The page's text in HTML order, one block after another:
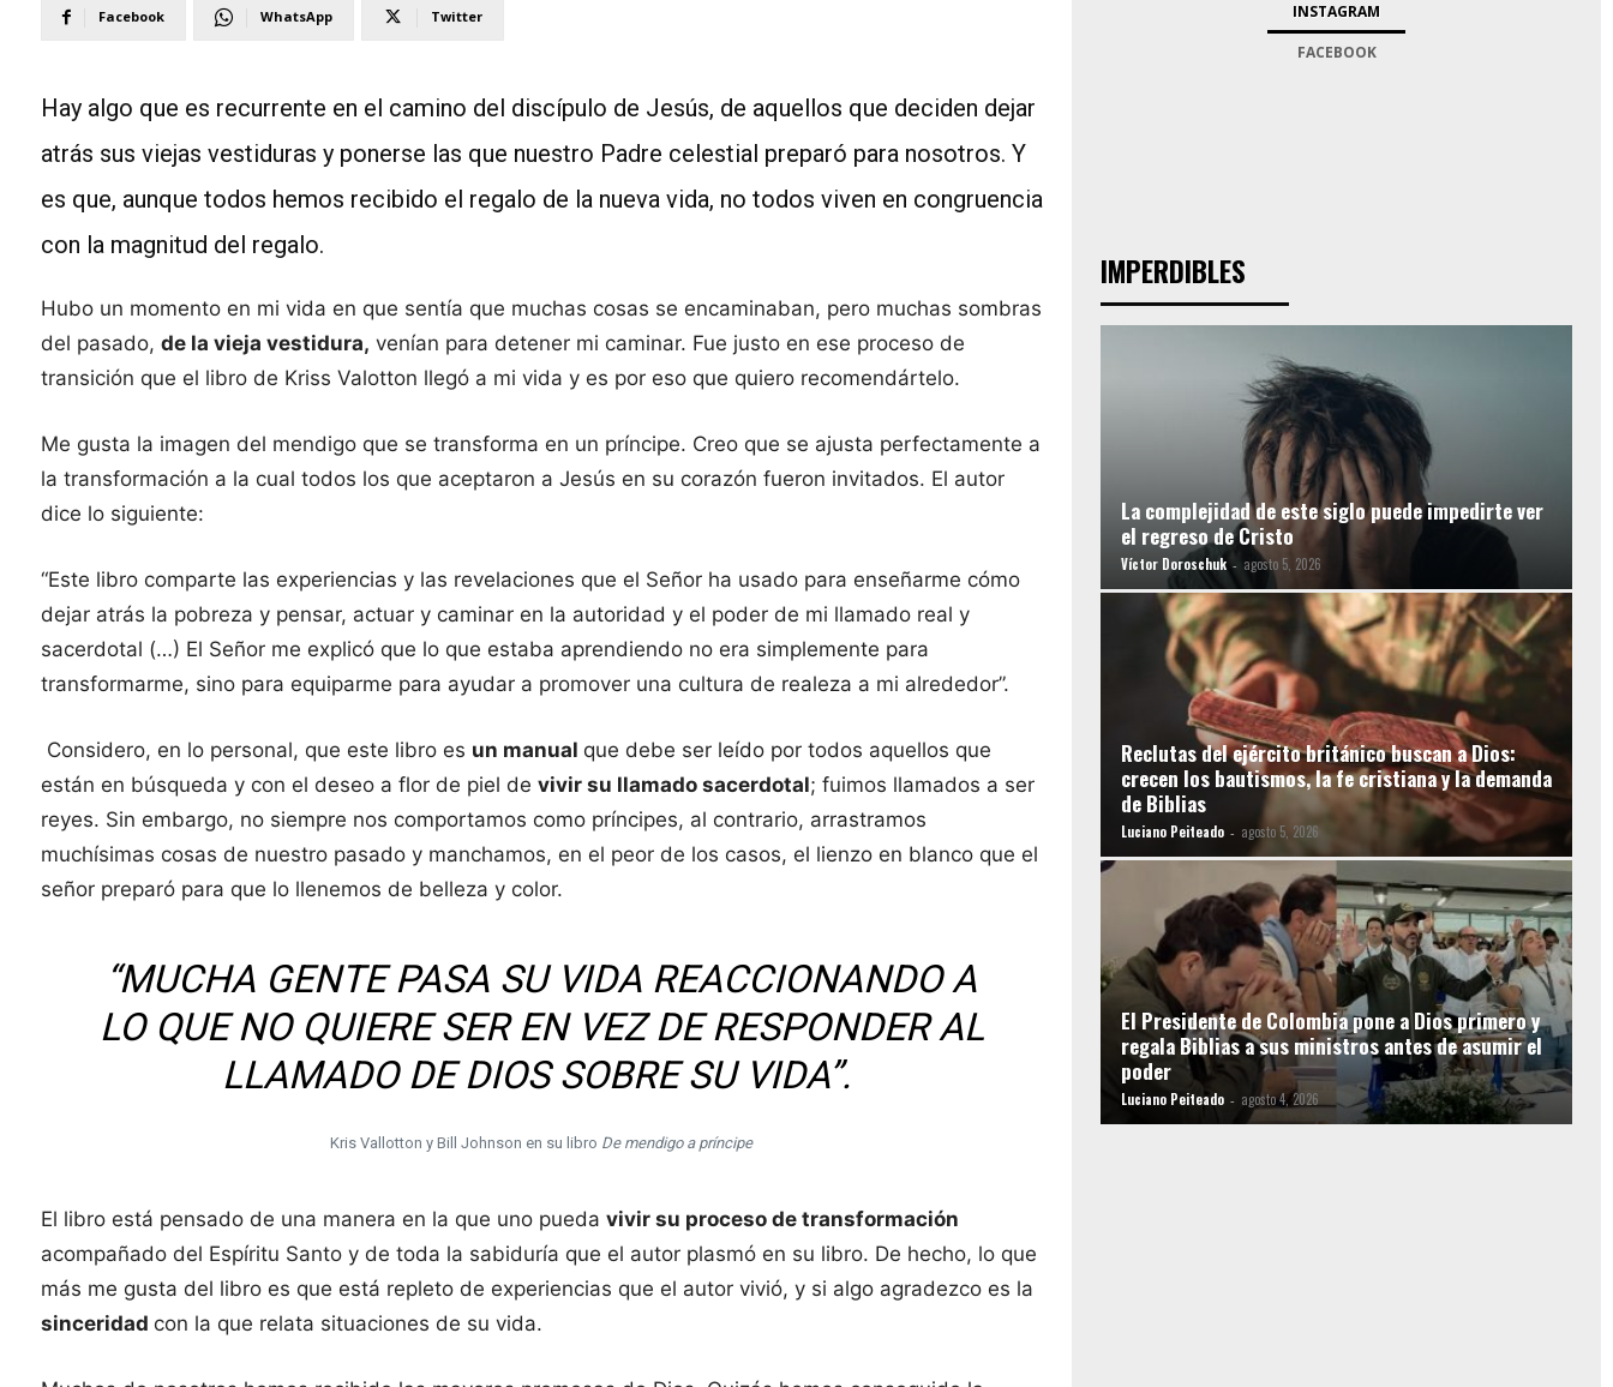
Facebook Twitter
WhatsApp
Hay algo que es recurrente en el camino del discípulo de Jesús, de aquellos que deciden dejar
atrás sus viejas vestiduras y ponerse las que nuestro Padre celestial preparó para nosotros. Y
es que, aunque todos hemos recibido el regalo de la nueva vida, no todos viven en congruencia
con la magnitud del regalo.
Hubo un momento en mi vida en que sentía que muchas cosas se encaminaban, pero muchas sombras
del pasado, de la vieja vestidura, venían para detener mi caminar. Fue justo en ese proceso de
transición que el libro de Kriss Valotton llegó a mi vida y es por eso que quiero recomendártelo.
Me gusta la imagen del mendigo que se transforma en un príncipe. Creo que se ajusta perfectamente a
la transformación a la cual todos los que aceptaron a Jesús en su corazón fueron invitados. El autor
dice lo siguiente:
“Este libro comparte las experiencias y las revelaciones que el Señor ha usado para enseñarme cómo
dejar atrás la pobreza y pensar, actuar y caminar en la autoridad y el poder de mi llamado real y
sacerdotal (…) El Señor me explicó que lo que estaba aprendiendo no era simplemente para
transformarme, sino para equiparme para ayudar a promover una cultura de realeza a mi alrededor”.
Considero, en lo personal, que este libro es un manual que debe ser leído por todos aquellos que
están en búsqueda y con el deseo a flor de piel de vivir su llamado sacerdotal; fuimos llamados a ser
reyes. Sin embargo, no siempre nos comportamos como príncipes, al contrario, arrastramos
muchísimas cosas de nuestro pasado y manchamos, en el peor de los casos, el lienzo en blanco que el
señor preparó para que lo llenemos de belleza y color.
“MUCHA GENTE PASA SU VIDA REACCIONANDO A
LO QUE NO QUIERE SER EN VEZ DE RESPONDER AL
LLAMADO DE DIOS SOBRE SU VIDA”.
Kris Vallotton y Bill Johnson en su libro De mendigo a príncipe
El libro está pensado de una manera en la que uno pueda vivir su proceso de transformación
acompañado del Espíritu Santo y de toda la sabiduría que el autor plasmó en su libro. De hecho, lo que
más me gusta del libro es que está repleto de experiencias que el autor vivió, y si algo agradezco es la
sinceridad con la que relata situaciones de su vida.
INSTAGRAM
FACEBOOK
IMPERDIBLES
La complejidad de este siglo puede impedirte ver
el regreso de Cristo
Víctor Doroschuk - agosto 5, 2026
Reclutas del ejército británico buscan a Dios:
crecen los bautismos, la fe cristiana y la demanda
de Biblias
Luciano Peiteado - agosto 5, 2026
El Presidente de Colombia pone a Dios primero y
regala Biblias a sus ministros antes de asumir el
poder
Luciano Peiteado - agosto 4, 2026